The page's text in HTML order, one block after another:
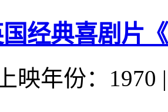
国经典喜剧片
上映年份：1970 |